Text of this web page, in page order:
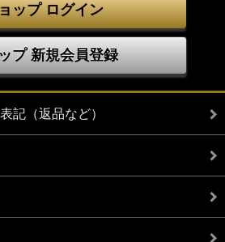
ップ ログイン
プ 新規会員登録
記（返品など）